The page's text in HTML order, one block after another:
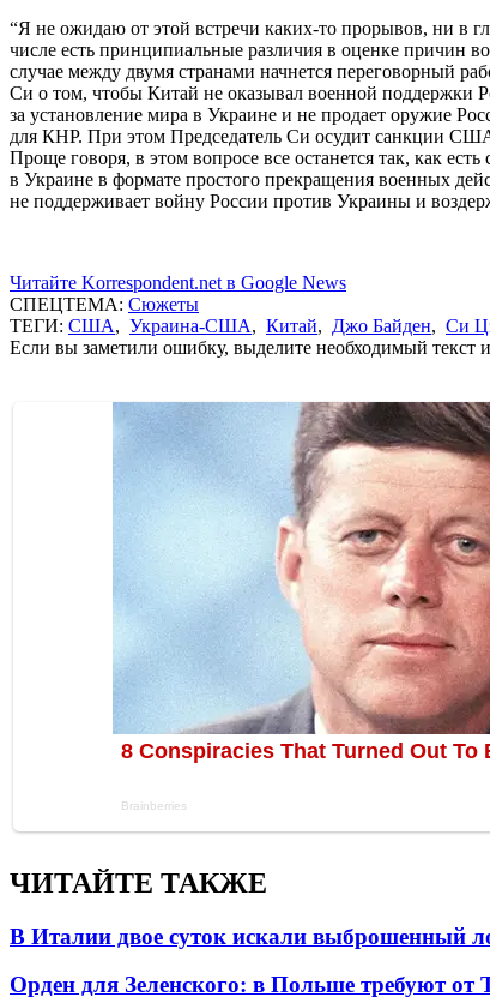
“Я не ожидаю от этой встречи каких-то прорывов, ни в
числе есть принципиальные различия в оценке причин
случае между двумя странами начнется переговорный
Си о том, чтобы Китай не оказывал военной поддержки
за установление мира в Украине и не продает оружие
для КНР. При этом Председатель Си осудит санкции
Проще говоря, в этом вопросе все останется так, как
в Украине в формате простого прекращения военных
не поддерживает войну России против Украины и
Читайте Korrespondent.net в Google News
СПЕЦТЕМА: Сюжеты
ТЕГИ: США, Украина-США, Китай, Джо Байден, Си
Если вы заметили ошибку, выделите необходимый
ЧИТАЙТЕ ТАКЖЕ
В Италии двое суток искали выброшенный
Орден для Зеленского: в Польше требуют от